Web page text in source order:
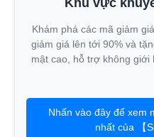
Khám phá các mã giảm
giảm giá lên tới 90% và
mật cao, hỗ trợ không giới
Nhấn vào đây để xem
nhất của 【